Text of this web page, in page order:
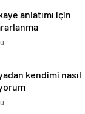
anlatımı için
kendimi nasıl